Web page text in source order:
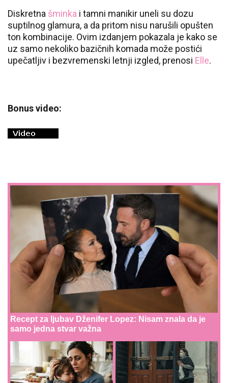
Diskretna šminka i tamni manikir uneli su dozu
suptilnog glamura, a da pritom nisu narušili opušten
ton kombinacije. Ovim izdanjem pokazala je kako se
uz samo nekoliko bazičnih komada može postići
upečatljiv i bezvremenski letnji izgled, prenosi Elle.
Bonus video:
Recept za ljubav Dženifer Lopez: Nisam znala da je
samo jedna stvar važna